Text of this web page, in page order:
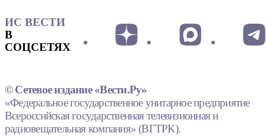
ИС ВЕСТИ
В
СОЦСЕТЯХ
© Сетевое издание «Вести.Ру»
«Федеральное государственное унитарное предприятие
Всероссийская государственная телевизионная и
радиовещательная компания» (ВГТРК).